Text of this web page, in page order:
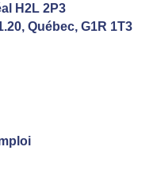
H2L 2P3
Québec, G1R 1T3